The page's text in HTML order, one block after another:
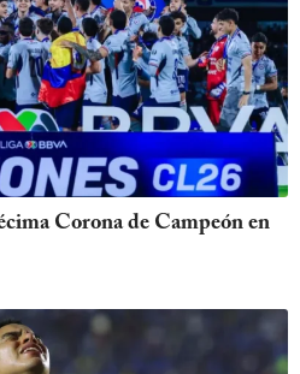
Corona de Campeón en